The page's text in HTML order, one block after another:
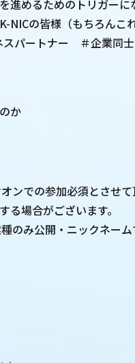
めるためのトリガーに
NICの皆様（もちろんこ
パートナー ＃企業同
か
での参加必須とさせて
場合がございます。
み公開・ニックネーム